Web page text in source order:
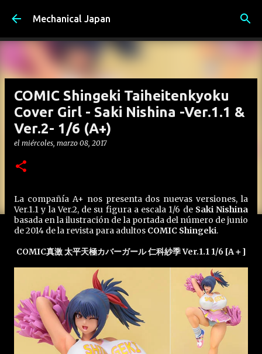
Ir al contenido principal
Mechanical Japan
COMIC Shingeki Taiheitenkyoku
Cover Girl - Saki Nishina -Ver.1.1 &
Ver.2- 1/6 (A+)
el miércoles, marzo 08, 2017
La compañía A+ nos presenta dos nuevas versiones, la
Ver.1.1 y la Ver.2, de su figura a escala 1/6 de Saki Nishina
basada en la ilustración de la portada del número de junio
de 2014 de la revista para adultos COMIC Shingeki.
COMIC真激 太平天極カバーガール 仁科紗季 Ver.1.1 1/6 [A＋]